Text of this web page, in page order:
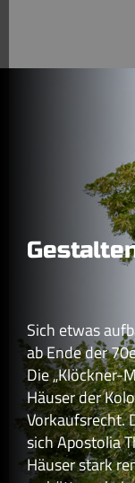
Sich etwas
ab Ende der
Die „Klöckner-
Häuser der
Vorkaufsrecht.
sich Apostolia
Häuser stark